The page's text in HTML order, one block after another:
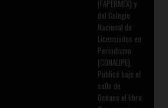
(FAPERMEX) y
del Colegio
Nacional de
Licenciados en
Periodismo
(CONALIPE).
Publicó bajo el
sello de
Océano el libro